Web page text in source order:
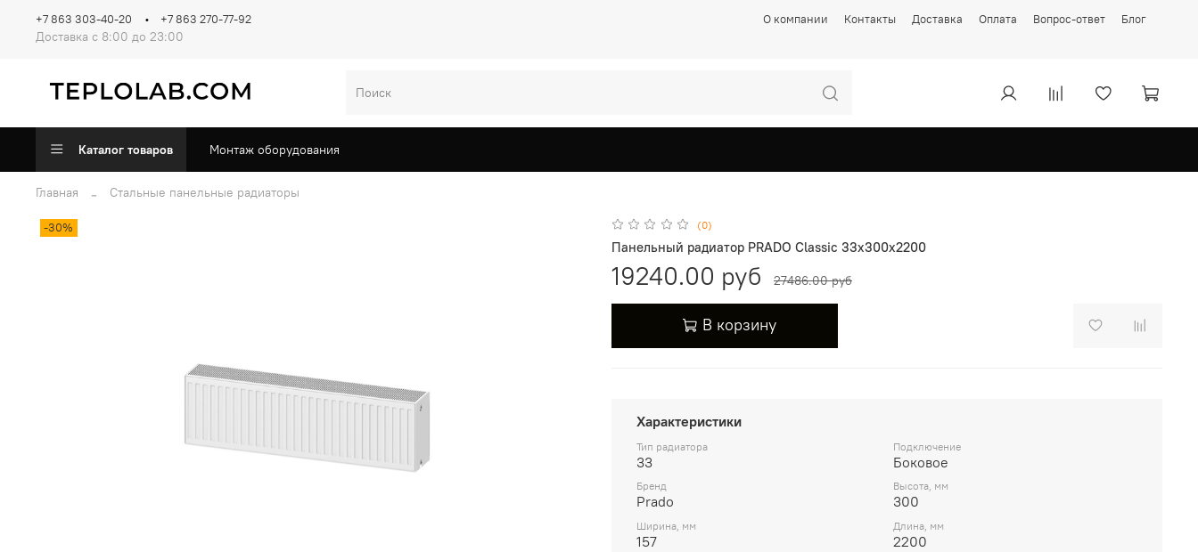
О компании Контакты Доставка Оплата Вопрос-ответ Блог
Доставка с 8:00 до 23:00
+7 863 303-40-20 +7 863 270-77-92
Каталог товаров Монтаж оборудования
Главная Стальные панельные радиаторы
-30% (0)
Панельный радиатор PRADO Classic 33х300х2200
19240.00 руб 27486.00 руб
В корзину
Характеристики
Тип радиатора
33
Подключение
Боковое
Бренд
Prado
Высота, мм
300
Ширина, мм
157
Длина, мм
2200